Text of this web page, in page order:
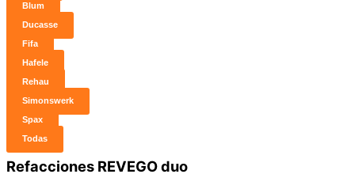
Blum
Ducasse
Fifa
Hafele
Rehau
Simonswerk
Spax
Todas
Refacciones REVEGO duo